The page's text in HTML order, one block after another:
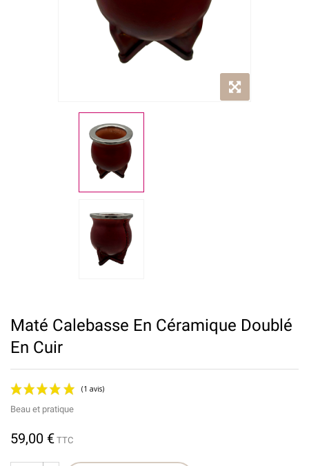
Maté Calebasse En Céramique Doublé
En Cuir
Beau et pratique
59,00 € TTC